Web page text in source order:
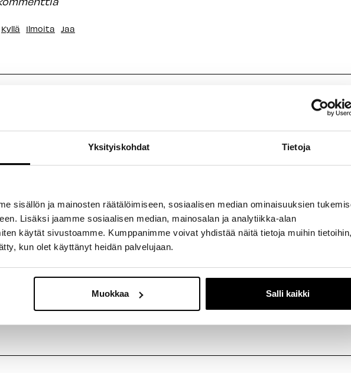
Yksityiskohdat Tietoja
sisällön ja mainosten räätälöimiseen, sosiaalisen median ominaisuuksien
Lisäksi jaamme sosiaalisen median, mainosalan ja analytiikka-alan
käytät sivustoamme. Kumppanimme voivat yhdistää näitä tietoja muihin
kun olet käyttänyt heidän palvelujaan.
Muokkaa Salli kaikki
Kyllä Ilmoita Jaa
126L
Ilmoita Jaa